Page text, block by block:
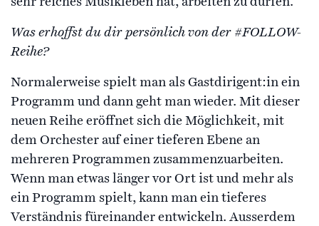
Was erhoffst du dir persönlich von der #FOLLOW-
Reihe?
Normalerweise spielt man als Gastdirigent:in ein
Programm und dann geht man wieder. Mit dieser
neuen Reihe eröffnet sich die Möglichkeit, mit
dem Orchester auf einer tieferen Ebene an
mehreren Programmen zusammenzuarbeiten.
Wenn man etwas länger vor Ort ist und mehr als
ein Programm spielt, kann man ein tieferes
Verständnis füreinander entwickeln. Ausserdem